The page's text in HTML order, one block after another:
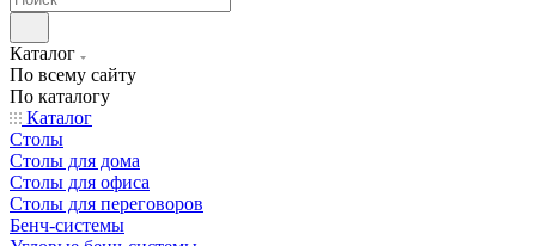
Каталог
По всему сайту
По каталогу
Каталог
Столы
Столы для дома
Столы для офиса
Столы для переговоров
Бенч-системы